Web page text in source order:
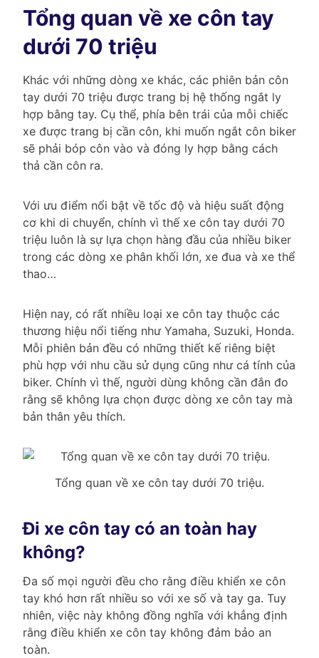
Tổng quan về xe côn tay
dưới 70 triệu
Khác với những dòng xe khác, các phiên bản côn
tay dưới 70 triệu được trang bị hệ thống ngắt ly
hợp bằng tay. Cụ thể, phía bên trái của mỗi chiếc
xe được trang bị cần côn, khi muốn ngắt côn biker
sẽ phải bóp côn vào và đóng ly hợp bằng cách
thả cần côn ra.
Với ưu điểm nổi bật về tốc độ và hiệu suất động
cơ khi di chuyển, chính vì thế xe côn tay dưới 70
triệu luôn là sự lựa chọn hàng đầu của nhiều biker
trong các dòng xe phân khối lớn, xe đua và xe thể
thao…
Hiện nay, có rất nhiều loại xe côn tay thuộc các
thương hiệu nổi tiếng như Yamaha, Suzuki, Honda.
Mỗi phiên bản đều có những thiết kế riêng biệt
phù hợp với nhu cầu sử dụng cũng như cá tính của
biker. Chính vì thế, người dùng không cần đắn đo
rằng sẽ không lựa chọn được dòng xe côn tay mà
bản thân yêu thích.
Tổng quan về xe côn tay dưới 70 triệu.
Đi xe côn tay có an toàn hay
không?
Đa số mọi người đều cho rằng điều khiển xe côn
tay khó hơn rất nhiều so với xe số và tay ga. Tuy
nhiên, việc này không đồng nghĩa với khẳng định
rằng điều khiển xe côn tay không đảm bảo an
toàn.